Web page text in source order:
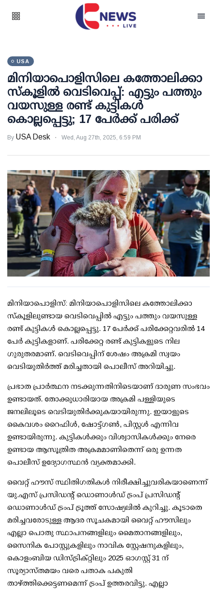
USA
മിനിയാപൊളിസിലെ കത്തോലിക്കാ
സ്‌കൂളില്‍ വെടിവെപ്പ്: എട്ടും പത്തും
വയസുള്ള രണ്ട് കുട്ടികള്‍
കൊല്ലപ്പെട്ടു; 17 പേര്‍ക്ക് പരിക്ക്
By USA Desk Wed, Aug 27th, 2025, 6:59 PM
മിനിയാപൊളിസ്: മിനിയാപൊളിസിലെ കത്തോലിക്കാ
സ്‌കൂളിലുണ്ടായ വെടിവെപ്പില്‍ എട്ടും പത്തും വയസുള്ള
രണ്ട് കുട്ടികള്‍ കൊല്ലപ്പെട്ടു. 17 പേര്‍ക്ക് പരിക്കേറ്റവരില്‍ 14
പേര്‍ കുട്ടികളാണ്. പരിക്കേറ്റ രണ്ട് കുട്ടികളുടെ നില
ഗുരുതരമാണ്. വെടിവെപ്പിന് ശേഷം അക്രമി സ്വയം
വെടിയുതിര്‍ത്ത് മരിച്ചതായി പൊലീസ് അറിയിച്ചു.
പ്രഭാത പ്രാര്‍ത്ഥന നടക്കുന്നതിനിടെയാണ് ദാരുണ സംഭവം
ഉണ്ടായത്. തോക്കുധാരിയായ അക്രമി പള്ളിയുടെ
ജനലിലൂടെ വെടിയുതിര്‍ക്കുകയായിരുന്നു. ഇയാളുടെ
കൈവശം റൈഫിള്‍, ഷോട്ട്ഗണ്‍, പിസ്റ്റള്‍ എന്നിവ
ഉണ്ടായിരുന്നു. കുട്ടികള്‍ക്കും വിശ്വാസികള്‍ക്കും നേരെ
ഉണ്ടായ ആസൂത്രിത അക്രമമാണിതെന്ന് ഒരു ഉന്നത
പൊലീസ് ഉദ്യോഗസ്ഥന്‍ വ്യക്തമാക്കി.
വൈറ്റ് ഹൗസ് സ്ഥിതിഗതികള്‍ നിരീക്ഷിച്ചുവരികയാണെന്ന്
യു.എസ് പ്രസിഡന്റ് ഡൊണാള്‍ഡ് ട്രംപ് പ്രസിഡന്റ്
ഡൊണാള്‍ഡ് ട്രംപ് ട്രൂത്ത് സോഷ്യലില്‍ കുറിച്ചു. കൂടാതെ
മരിച്ചവരോടുള്ള ആദര സൂചകമായി വൈറ്റ് ഹൗസിലും
എല്ലാ പൊതു സ്ഥാപനങ്ങളിലും മൈതാനങ്ങളിലും,
സൈനിക പോസ്റ്റുകളിലും നാവിക സ്റ്റേഷനുകളിലും,
കൊളംബിയ ഡിസ്ട്രിക്റ്റിലും 2025 ഓഗസ്റ്റ് 31 ന്
സൂര്യാസ്തമയം വരെ പതാക പകുതി
താഴ്ത്തിക്കെട്ടണമെന്ന് ട്രംപ് ഉത്തരവിട്ടു. എല്ലാ